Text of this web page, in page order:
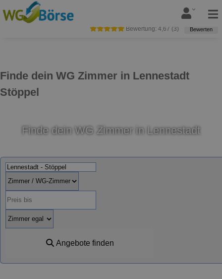
Finde dein WG Zimmer in Lennestadt
Stöppel
Bewertung: 4,67 (3) Bewerten
Finde dein WG Zimmer in Lennestadt
Angebote finden